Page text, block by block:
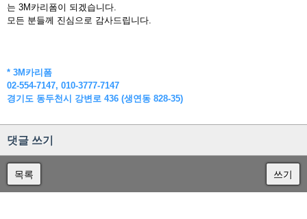
는 3M카리폼이 되겠습니다.
모든 분들께 진심으로 감사드립니다.
* 3M카리폼
02-554-7147, 010-3777-7147
경기도 동두천시 강변로 436 (생연동 828-35)
댓글 쓰기
목록 쓰기